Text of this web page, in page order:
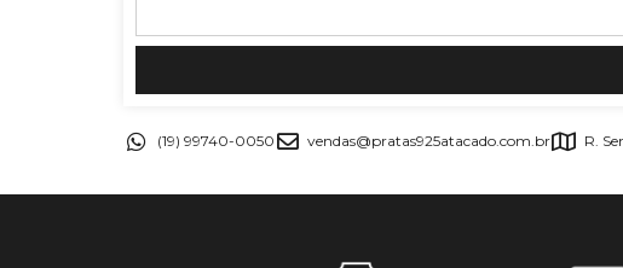
(19) 99740-0050 vendas@pratas925atacado.com.br R.